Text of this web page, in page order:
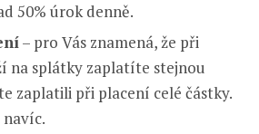
50% úrok denně.
– pro Vás znamená, že při
na splátky zaplatíte stejnou
zaplatili při placení celé částky.